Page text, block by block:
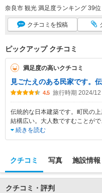
奈良市 観光 満足度ランキング 39位
クチコミ を投稿
ピックアップ クチコミ
満足度の高いクチコミ
見ごたえのある民家です。
4.5 旅行時期 2024/12
伝統的な日本建築です。町民の
結構広い。大人数ですむことが
続きを読む
クチコミ 写真 施設情報
クチコミ・評判